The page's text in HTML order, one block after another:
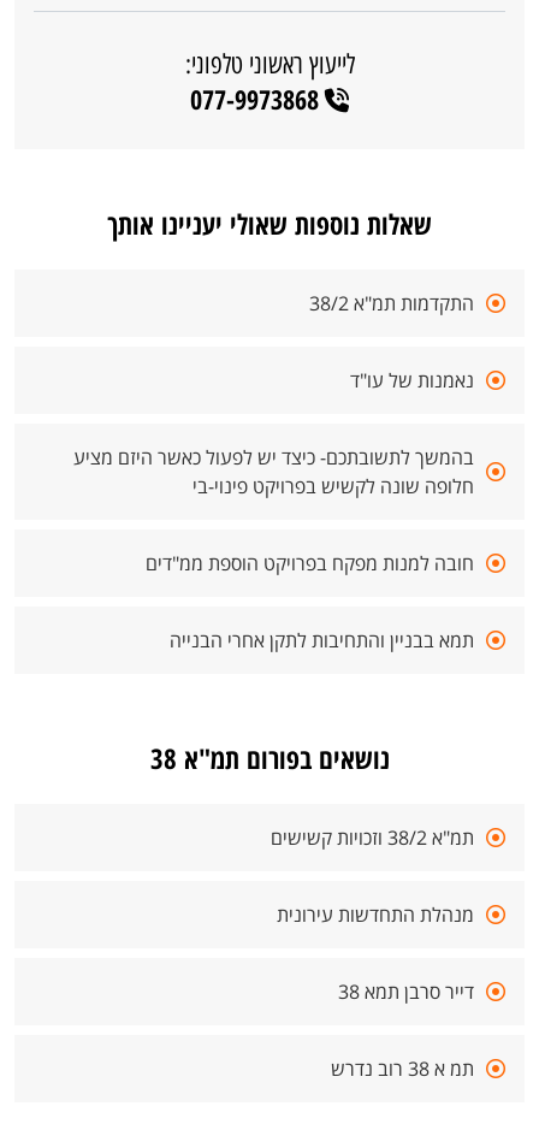
לייעוץ ראשוני טלפוני:
077-9973868
שאלות נוספות שאולי יעניינו אותך
התקדמות תמ"א 38/2
נאמנות של עו"ד
בהמשך לתשובתכם- כיצד יש לפעול כאשר היזם מציע
חלופה שונה לקשיש בפרויקט פינוי-בי
חובה למנות מפקח בפרויקט הוספת ממ"דים
תמא בבניין והתחיבות לתקן אחרי הבנייה
נושאים בפורום תמ"א 38
תמ"א 38/2 וזכויות קשישים
מנהלת התחדשות עירונית
דייר סרבן תמא 38
תמ א 38 רוב נדרש